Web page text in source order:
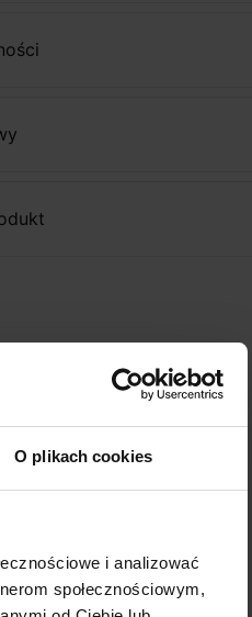
O plikach cookies
i analizować
społecznościowym,